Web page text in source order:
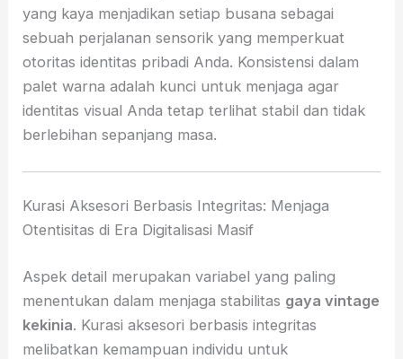
yang kaya menjadikan setiap busana sebagai
sebuah perjalanan sensorik yang memperkuat
otoritas identitas pribadi Anda. Konsistensi dalam
palet warna adalah kunci untuk menjaga agar
identitas visual Anda tetap terlihat stabil dan tidak
berlebihan sepanjang masa.
Kurasi Aksesori Berbasis Integritas: Menjaga
Otentisitas di Era Digitalisasi Masif
Aspek detail merupakan variabel yang paling
menentukan dalam menjaga stabilitas gaya vintage
kekinia. Kurasi aksesori berbasis integritas
melibatkan kemampuan individu untuk